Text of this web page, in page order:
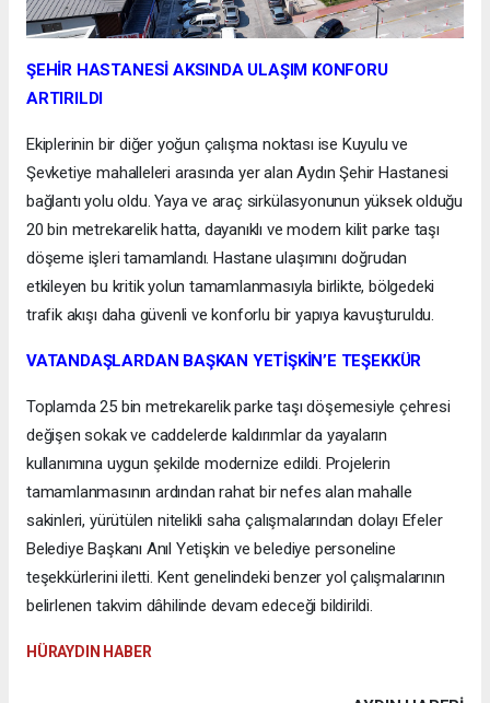
ŞEHİR HASTANESİ AKSINDA ULAŞIM KONFORU
ARTIRILDI
Ekiplerinin bir diğer yoğun çalışma noktası ise Kuyulu ve
Şevketiye mahalleleri arasında yer alan Aydın Şehir Hastanesi
bağlantı yolu oldu. Yaya ve araç sirkülasyonunun yüksek olduğu
20 bin metrekarelik hatta, dayanıklı ve modern kilit parke taşı
döşeme işleri tamamlandı. Hastane ulaşımını doğrudan
etkileyen bu kritik yolun tamamlanmasıyla birlikte, bölgedeki
trafik akışı daha güvenli ve konforlu bir yapıya kavuşturuldu.
VATANDAŞLARDAN BAŞKAN YETİŞKİN’E TEŞEKKÜR
Toplamda 25 bin metrekarelik parke taşı döşemesiyle çehresi
değişen sokak ve caddelerde kaldırımlar da yayaların
kullanımına uygun şekilde modernize edildi. Projelerin
tamamlanmasının ardından rahat bir nefes alan mahalle
sakinleri, yürütülen nitelikli saha çalışmalarından dolayı Efeler
Belediye Başkanı Anıl Yetişkin ve belediye personeline
teşekkürlerini iletti. Kent genelindeki benzer yol çalışmalarının
belirlenen takvim dâhilinde devam edeceği bildirildi.
HÜRAYDIN HABER